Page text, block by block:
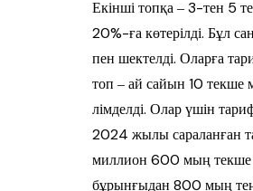
Екінші топқа ‒ 3-тен 5
20%-ға көтерілді. Бұл
пен шектелді. Оларға
топ ‒ ай сайын 10 тек­ше
лімделді. Олар үшін
2024 жылы сараланған
миллион 600 мың тек­ше
бұрынғыдан 800 мың